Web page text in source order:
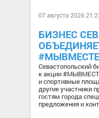
07 августа 2026
БИЗНЕС
#МЫВМЕСТЕ
Севастопольский
к акции
и спортивные
другие участники
гостям города
предложения и